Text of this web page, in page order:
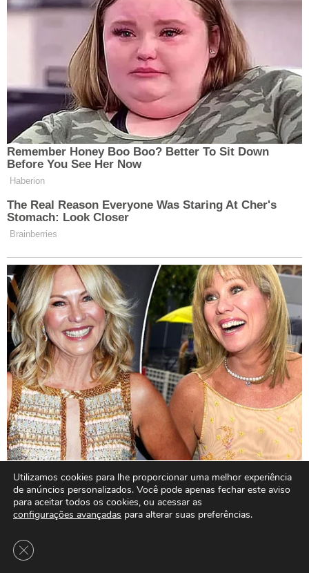
Utilizamos cookies para lhe proporcionar uma melhor experiência
de anúncios personalizados. Você pode apenas fechar este aviso
para aceitar todos os cookies, ou acessar as
configurações avançadas para alterar suas preferências.
Close GDPR Cookie Banner